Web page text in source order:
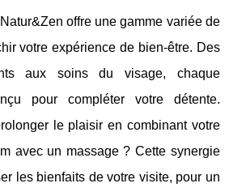
offre une gamme variée de
votre expérience de bien-être. Des
aux soins du visage, chaque
pour compléter votre détente.
le plaisir en combinant votre
avec un massage ? Cette synergie
les bienfaits de votre visite, pour un